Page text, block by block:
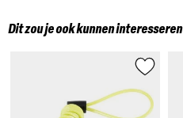
Dit zou je ook kunnen interesseren